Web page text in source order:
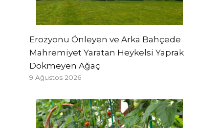
Erozyonu Önleyen ve Arka Bahçede
Mahremiyet Yaratan Heykelsi Yaprak
Dökmeyen Ağaç
9 Ağustos 2026